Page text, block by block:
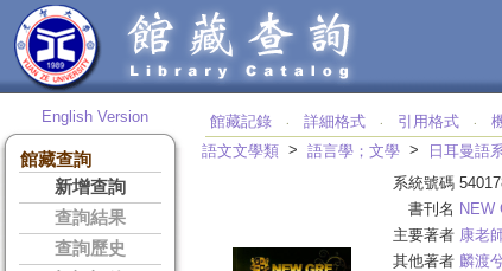
English Version
館藏查詢
新增查詢
查詢結果
查詢歷史
館藏記錄 ‧ 詳細格式 ‧ 引用格式 ‧
語文文學類 > 語言學；文學 > 日耳曼語
系統號碼
書刊名 NEW
主要著者 康老
其他著者 麟渡